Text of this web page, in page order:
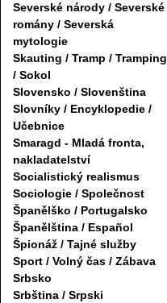
Severské národy / Severské
romány / Severská
mytologie
Skauting / Tramp / Tramping
/ Sokol
Slovensko / Slovenština
Slovníky / Encyklopedie /
Učebnice
Smaragd - Mladá fronta,
nakladatelství
Socialistický realismus
Sociologie / Společnost
Španělško / Portugalsko
Španělština / Español
Špionáž / Tajné služby
Sport / Volný čas / Zábava
Srbsko
Srbština / Srpski